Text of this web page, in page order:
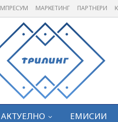
МАРКЕТИНГ ПАРТНЕРИ
АКТУЕЛНО ЕМИСИИ